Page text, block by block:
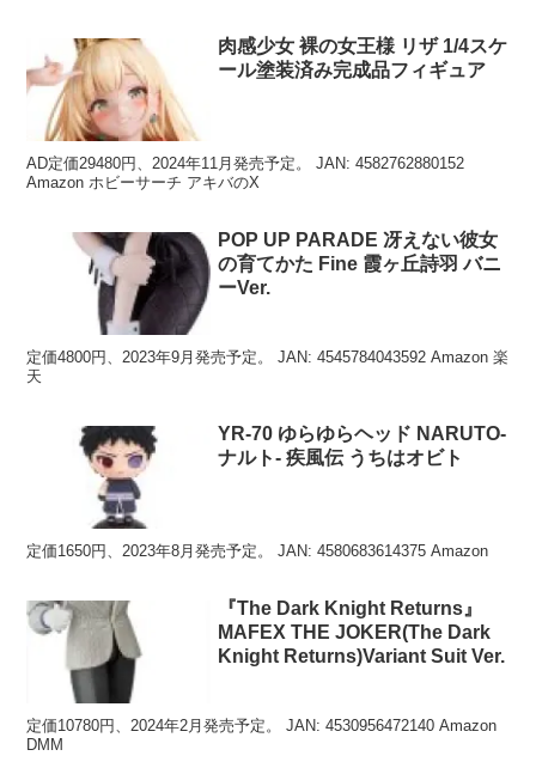
肉感少女 裸の女王様 リザ 1/4スケ
ール塗装済み完成品フィギュア
AD定価29480円、2024年11月発売予定。 JAN: 4582762880152
Amazon ホビーサーチ アキバのX
POP UP PARADE 冴えない彼女
の育てかた Fine 霞ヶ丘詩羽 バニ
ーVer.
定価4800円、2023年9月発売予定。 JAN: 4545784043592 Amazon 楽
天
YR-70 ゆらゆらヘッド NARUTO-
ナルト- 疾風伝 うちはオビト
定価1650円、2023年8月発売予定。 JAN: 4580683614375 Amazon
『The Dark Knight Returns』
MAFEX THE JOKER(The Dark
Knight Returns)Variant Suit Ver.
定価10780円、2024年2月発売予定。 JAN: 4530956472140 Amazon
DMM